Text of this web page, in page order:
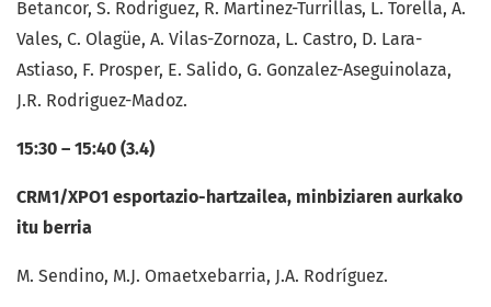
Betancor, S. Rodriguez, R. Martinez-Turrillas, L. Torella, A.
Vales, C. Olagüe, A. Vilas-Zornoza, L. Castro, D. Lara-
Astiaso, F. Prosper, E. Salido, G. Gonzalez-Aseguinolaza,
J.R. Rodriguez-Madoz.
15:30 – 15:40 (3.4)
CRM1/XPO1 esportazio-hartzailea, minbiziaren aurkako
itu berria
M. Sendino, M.J. Omaetxebarria, J.A. Rodríguez.